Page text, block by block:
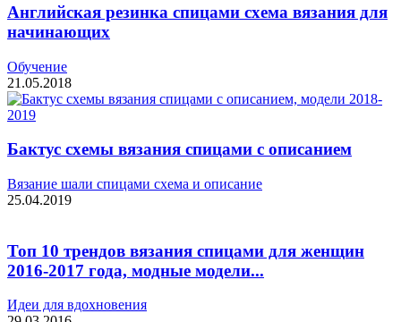
Английская резинка спицами схема вязания для
начинающих
Обучение
21.05.2018
Бактус схемы вязания спицами с описанием
Вязание шали спицами схема и описание
25.04.2019
Топ 10 трендов вязания спицами для женщин
2016-2017 года, модные модели...
Идеи для вдохновения